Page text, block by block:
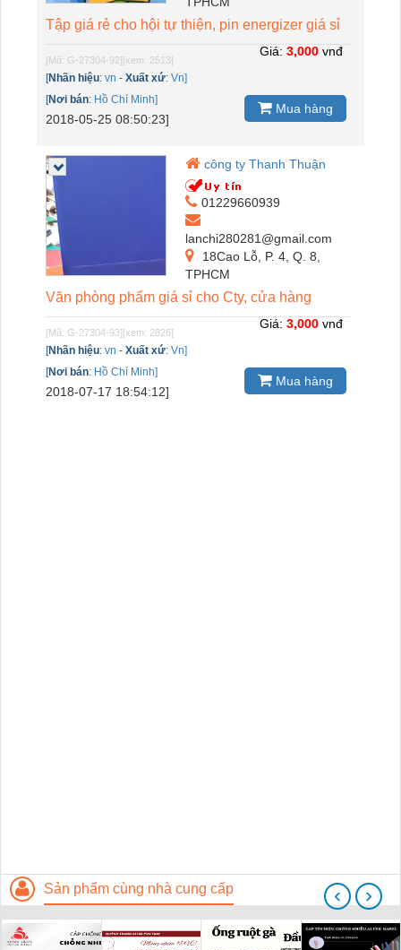
Tập giá rẻ cho hội tự thiện, pin energizer giá sỉ
[Mã: G-27304-92][xem: 2513]
[Nhãn hiệu: vn - Xuất xứ: Vn]
[Nơi bán: Hồ Chí Minh]
2018-05-25 08:50:23]
Giá: 3,000 vnđ
Mua hàng
công ty Thanh Thuận
01229660939
lanchi280281@gmail.com
18Cao Lỗ, P. 4, Q. 8,
TPHCM
Văn phòng phẩm giá sỉ cho Cty, cửa hàng
[Mã: G-27304-93][xem: 2826]
[Nhãn hiệu: vn - Xuất xứ: Vn]
[Nơi bán: Hồ Chí Minh]
2018-07-17 18:54:12]
Giá: 3,000 vnđ
Mua hàng
Sản phẩm cùng nhà cung cấp ‹ ›